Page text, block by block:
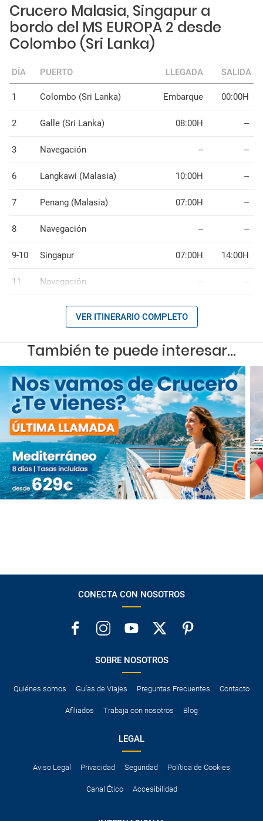
Crucero Malasia, Singapur a
bordo del MS EUROPA 2 desde
Colombo (Sri Lanka)
DÍA PUERTO LLEGADA SALIDA
1 Colombo (Sri Lanka) Embarque 00:00H
2 Galle (Sri Lanka) 08:00H --
3 Navegación -- --
6 Langkawi (Malasia) 10:00H --
7 Penang (Malasia) 07:00H --
8 Navegación -- --
9-10 Singapur 07:00H 14:00H
11 Navegación -- --
VER ITINERARIO COMPLETO
También te puede interesar...
CONECTA CON NOSOTROS
SOBRE NOSOTROS
Quiénes somos Guías de Viajes Preguntas Frecuentes Contacto
Afiliados Trabaja con nosotros Blog
LEGAL
Aviso Legal Privacidad Seguridad Política de Cookies
Canal Ético Accesibilidad